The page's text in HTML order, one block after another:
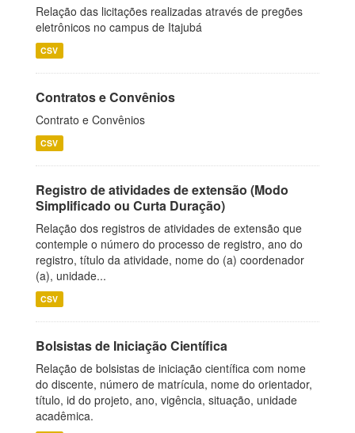
Relação das licitações realizadas através de pregões
eletrônicos no campus de Itajubá
CSV
Contratos e Convênios
Contrato e Convênios
CSV
Registro de atividades de extensão (Modo
Simplificado ou Curta Duração)
Relação dos registros de atividades de extensão que
contemple o número do processo de registro, ano do
registro, título da atividade, nome do (a) coordenador
(a), unidade...
CSV
Bolsistas de Iniciação Científica
Relação de bolsistas de iniciação científica com nome
do discente, número de matrícula, nome do orientador,
título, id do projeto, ano, vigência, situação, unidade
acadêmica.